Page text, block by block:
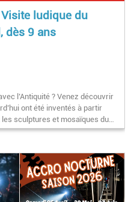
ludique du
dès 9 ans
l’Antiquité ? Venez découvrir
ont été inventés à partir
sculptures et mosaïques du…